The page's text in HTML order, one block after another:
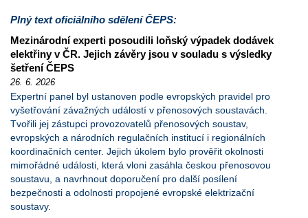
Plný text oficiálního sdělení ČEPS:
Mezinárodní experti posoudili loňský výpadek dodávek
elektřiny v ČR. Jejich závěry jsou v souladu s výsledky
šetření ČEPS
26. 6. 2026
Expertní panel byl ustanoven podle evropských pravidel pro
vyšetřování závažných událostí v přenosových soustavách.
Tvořili jej zástupci provozovatelů přenosových soustav,
evropských a národních regulačních institucí i regionálních
koordinačních center. Jejich úkolem bylo prověřit okolnosti
mimořádné události, která vloni zasáhla českou přenosovou
soustavu, a navrhnout doporučení pro další posílení
bezpečnosti a odolnosti propojené evropské elektrizační
soustavy.